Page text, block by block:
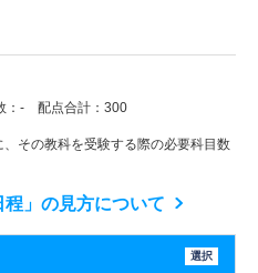
：- 配点合計：300
その教科を受験する際の必要科目数
程」の見方について
選択